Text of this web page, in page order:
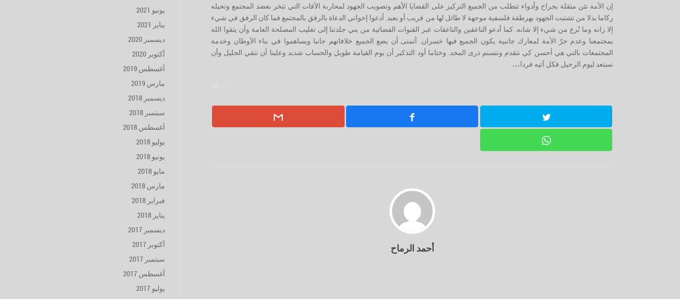
إن الأمة تئن مثقلة بجراح وأدواء تتطلب من الجميع التركيز على القضايا الأهم وتصويب الجهود لمحاربة الآفات التي تنخر بعضد المجتمع وتحيله
ركاما بدلا من تشتيت الجهود بهرطقة فلسفية موجهة لا طائل لها من قريب أو بعيد. أدعوا إخواني الدعاة بالرفق بالمجتمع فما كان الرفق في شيء
إلا زانه وما نُزع من شيء إلا شانه. كما أدعو الناعقين والناعقات عبر القنوات الفضائية من بني جلدتنا إلى تغليب المصلحة العامة وأن يتقوا الله
بمجتمعنا وعدم جرّ الأمة لمعارك جانبية يكون الجميع فيها خسران. أتمنى أن يضع الجميع خلافاتهم جانبا ويساهموا في بناء الأوطان وخدمة
المجتمعات بالتي هي أحسن كي نتقدم ونتسنم ذرى المجد. وختاما أود التذكير أن يوم القيامة طويل والحساب شديد وعلينا أن نتقي الجليل وأن
نستعد ليوم الرحيل فكل آتيه فردا،،،
أحمد الرماح
يونيو 2021
يناير 2021
ديسمبر 2020
أكتوبر 2020
أغسطس 2019
مارس 2019
ديسمبر 2018
سبتمبر 2018
أغسطس 2018
يوليو 2018
يونيو 2018
مايو 2018
مارس 2018
فبراير 2018
يناير 2018
ديسمبر 2017
أكتوبر 2017
سبتمبر 2017
أغسطس 2017
يوليو 2017